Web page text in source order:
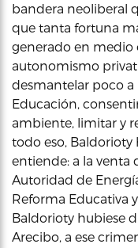
bandera neoliberal
que tanta fortuna
generado en medio
autonomismo
desmantelar poco
Educación,
ambiente, limitar y
todo eso, Baldorioty
entiende: a la venta
Autoridad de
Reforma Educativa
Baldorioty hubiese
Arecibo, a ese